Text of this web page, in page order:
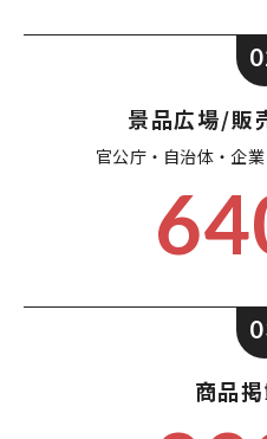
景品広場/販
官公庁・自治体・企
商品